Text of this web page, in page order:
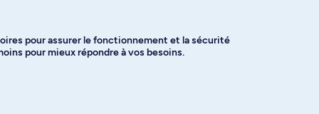
pour assurer le fonctionnement et la sécurité
pour mieux répondre à vos besoins.